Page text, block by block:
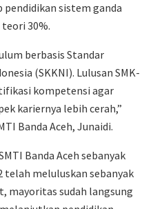
sistem ganda
30%.
berbasis Standar
(SKKNI). Lulusan SMK-
kompetensi agar
kariernya lebih cerah,”
Banda Aceh, Junaidi.
Banda Aceh sebanyak
telah meluluskan sebanyak
mayoritas sudah langsung